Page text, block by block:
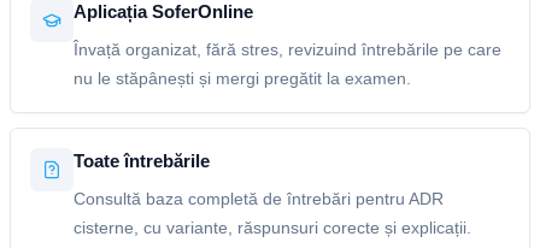
Aplicația SoferOnline
Învață organizat, fără stres, revizuind întrebările pe care
nu le stăpânești și mergi pregătit la examen.
Toate întrebările
Consultă baza completă de întrebări pentru ADR
cisterne, cu variante, răspunsuri corecte și explicații.